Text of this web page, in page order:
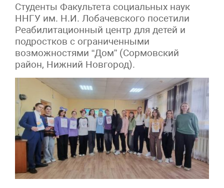
Студенты Факультета социальных наук
ННГУ им. Н.И. Лобачевского посетили
Реабилитационный центр для детей и
подростков с ограниченными
возможностями “Дом” (Сормовский
район, Нижний Новгород).